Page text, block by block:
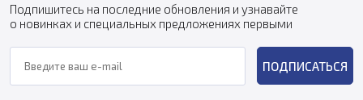
Подпишитесь на последние обновления и узнавайте
о новинках и специальных предложениях первыми
ПОДПИСАТЬСЯ